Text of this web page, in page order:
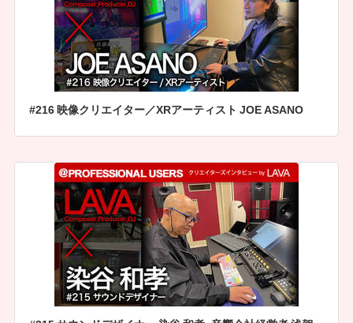
#216 映像クリエイター／XRアーティスト JOE ASANO